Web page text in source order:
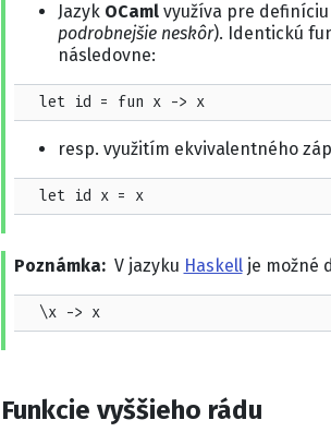
Jazyk OCamlvyužíva pre
podrobnejšie neskôr). Identickú
následovne:
  let id = fun x -> x
resp. využitím ekvivalentného
  let id x = x
Poznámka V jazyku Haskellje možné
  \x -> x
Funkcie vyššieho rádu